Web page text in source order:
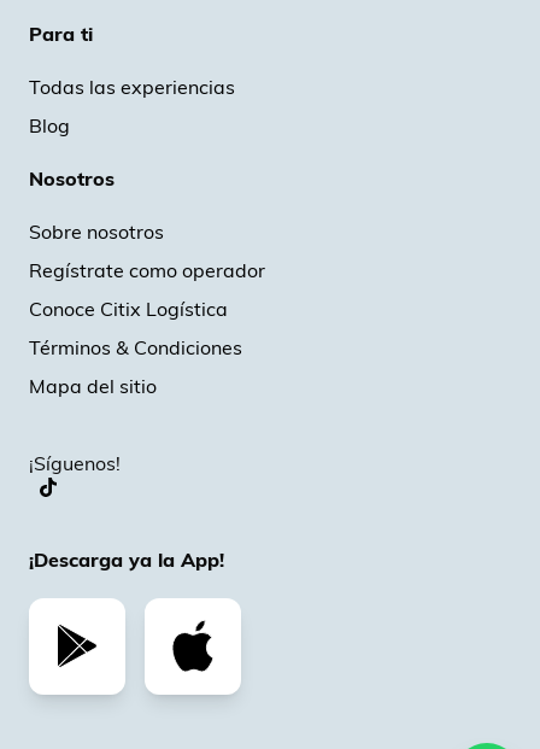
Para ti
Todas las experiencias
Blog
Nosotros
Sobre nosotros
Regístrate como operador
Conoce Citix Logística
Términos & Condiciones
Mapa del sitio
¡Síguenos!
¡Descarga ya la App!